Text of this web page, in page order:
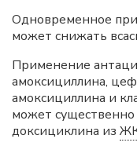
Одновременное
может снижать
Применение
амоксициллина,
амоксициллина и
может
доксициклина из